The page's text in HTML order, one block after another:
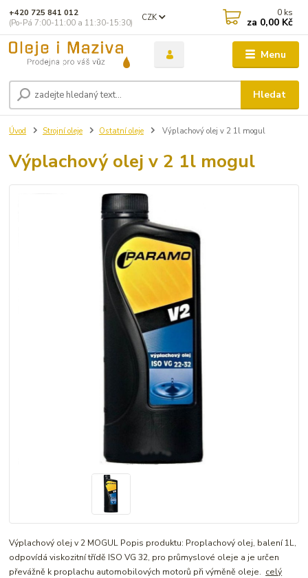
Menu
CZK
Hledat
+420 725 841 012
(Po-Pá 7:00-11:00 a 11:30-15:30)
0 ks
za 0,00 Kč
Úvod Strojní oleje Ostatní oleje Výplachový olej v 2 1l mogul
Výplachový olej v 2 1l mogul
Výplachový olej v 2 MOGUL Popis produktu: Proplachový olej, balení 1L,
odpovídá viskozitní třídě ISO VG 32, pro průmyslové oleje a je určen
převážně k proplachu automobilových motorů při výměně oleje. celý